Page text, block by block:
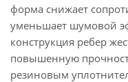
форма снижает
уменьшает шумовой
конструкция ребер
повышенную
резиновым